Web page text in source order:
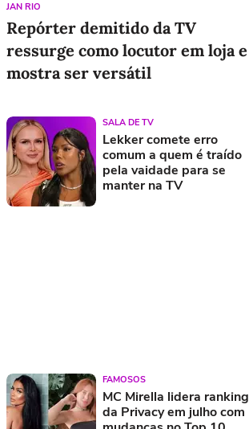
JAN RIO
Repórter demitido da TV
ressurge como locutor em loja e
mostra ser versátil
SALA DE TV
Lekker comete erro
comum a quem é traído
pela vaidade para se
manter na TV
FAMOSOS
MC Mirella lidera ranking
da Privacy em julho com